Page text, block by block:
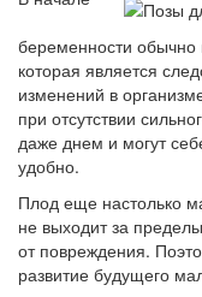
беременности обычно
которая является
изменений в
при отсутствии
даже днем и могут
удобно.
Плод еще настолько
не выходит за
от повреждения.
развитие будущего